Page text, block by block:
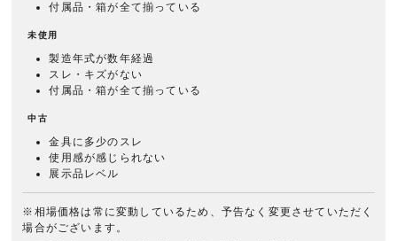
付属品・箱が全て揃っている
未使用
製造年式が数年経過
スレ・キズがない
付属品・箱が全て揃っている
中古
金具に多少のスレ
使用感が感じられない
展示品レベル
※相場価格は常に変動しているため、予告なく変更させていただく
場合がございます。